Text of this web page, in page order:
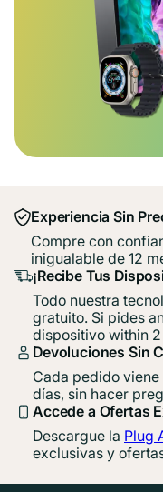
Experiencia Sin
Compre con
inigualable de 12
¡Recibe Tus
Todo nuestra
gratuito. Si pides
dispositivo within
Devoluciones Sin
Cada pedido
días, sin hacer
Accede a Ofertas
Descargue la Plug
exclusivas y